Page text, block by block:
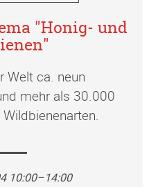
"Honig- und
Welt ca. neun
mehr als 30.000
10:00–14:00